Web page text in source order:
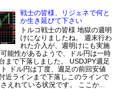
戦士の皆様、リジェネで何と
か生き延びて下さい
トルコ戦士の皆様 地獄の週明
けになりましたね。 週末行わ
れた介入が、週明けにも実施
能性があるようで、ドル円は一時
まで下落しました。 USDJPY週足
ドル円は丁度、週足の前回安値
近ラインまで下落しこのラインで
えれている状況です。 ここか...